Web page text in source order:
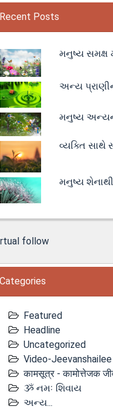
Recent Posts
મનુષ્ય સમક્ષ
અન્ય
મનુષ્ય
વ્યક્તિ સાથે
મનુષ્ય શેનાથી
Categories
Featured
Headline
Uncategorized
Video-Jeevanshailee
कामसूत्र - कामोत्तेजक
ૐ નમઃ શિવાય
અન્ય...